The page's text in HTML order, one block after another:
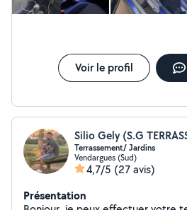
Voir le profil
Silio Gely (S.G
Terrassement/ Jardins
Vendargues (Sud)
4,7/5 (27 avis)
Présentation